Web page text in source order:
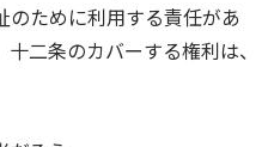
ために利用する責任があ
二条のカバーする権利は、